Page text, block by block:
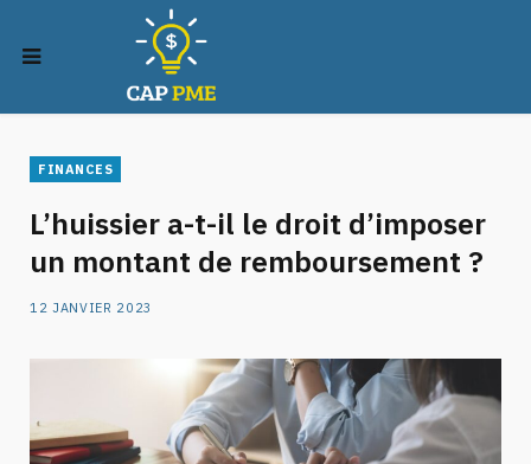
FINANCES
L’huissier a-t-il le droit d’imposer
un montant de remboursement ?
12 JANVIER 2023